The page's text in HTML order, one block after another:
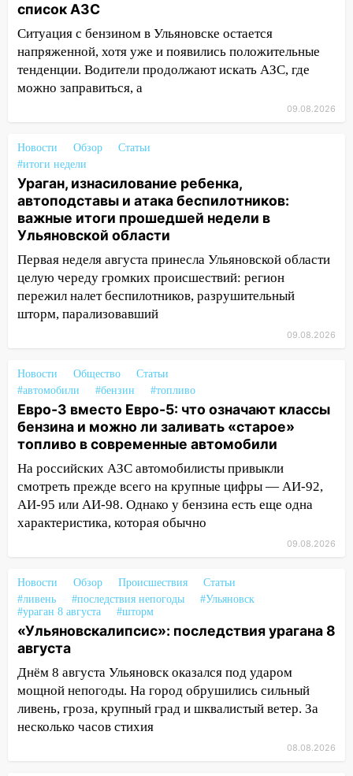
08.08.2026
20:10 Во время урагана в Ульяновске на
Волге перевернулась лодка
19:55
В Ульяновске упавшее дерево
заблокировало в машине двух женщин
17:15
В Ульяновской области
ремонтируют девять мостов: один уже
готов, ещё два — почти завершены
17:00 «Ульяновскалипсис»: последствия
урагана 8 августа
16:38
Прогноз погоды в Ульяновской
области на 9 августа
16:34 Из-за мощной непогоды в
Ульяновске отменили фестиваль «Наше
Ульяновской области намолотил более
100 тысяч тонн зерна
15:17 В колледжи и техникумы
Ульяновской области подали более 10
тысяч заявлений
15:04 Фоторепортаж с улиц Ульяновска
после шторма: поваленные деревья и
затопленные улицы
14:26
Жители Ульяновска сами
пытаются расчистить ливнёвки, не
дождавшись коммунальщиков
14:16
Шторм продолжает ломать город:
на улице Любови Шевцовой рухнул
светофор
14:14 Студента из Ульяновска обманули
мошенники под видом преподавателя
список АЗС
Ситуация с бензином в Ульяновске остается
напряженной, хотя уже и появились положительные
тенденции. Водители продолжают искать АЗС, где
можно заправиться, а
09.08.2026
Новости Обзор
Статьи
#итоги недели
Ураган, изнасилование ребенка,
автоподставы и атака беспилотников:
важные итоги прошедшей недели в
Ульяновской области
Первая неделя августа принесла Ульяновской области
целую череду громких происшествий: регион
пережил налет беспилотников, разрушительный
шторм, парализовавший
09.08.2026
Новости Общество
Статьи
#автомобили
#бензин #топливо
Евро-3 вместо Евро-5: что означают классы
бензина и можно ли заливать «старое»
топливо в современные автомобили
На российских АЗС автомобилисты привыкли
смотреть прежде всего на крупные цифры — АИ-92,
АИ-95 или АИ-98. Однако у бензина есть еще одна
характеристика, которая обычно
09.08.2026
Новости Обзор Происшествия
Статьи
#ливень
#последствия непогоды
#Ульяновск
#ураган 8 августа
#шторм
«Ульяновскалипсис»: последствия урагана 8
августа
Днём 8 августа Ульяновск оказался под ударом
мощной непогоды. На город обрушились сильный
ливень, гроза, крупный град и шквалистый ветер. За
несколько часов стихия
08.08.2026